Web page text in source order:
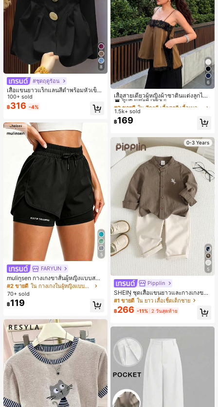
8
#ชุดฤดูร้อน
เสื้อแขนยาวแร็กแลนสีดำพร้อมหัวเข็ม
ขัดโลหะ ฤดูใบไม้ผลิ/ฤดูร้อน สไตล์โบฮีเ
มียนวินเทจ เหมาะสำหรับงานแต่งงาน
งานปาร์ตี้ การเดินทางไปทำงาน และสุ
100+ sold
฿316 -4%
5
FARYUN
mulinsen กางเกงขาสั้นผู้หญิงแบบสบา
ยๆ สีพื้น หลวม อเนกประสงค์ กางเกงขา
สั้นกีฬา 2-In-1 สำหรับวิ่ง ฟิตเนส และก
ารฝึกซ้อมกีฬาในฤดูร้อน
#2 ขายดี
ใน กางเกงในผู้หญิงแบบแอคทีฟ
70+ sold
฿119
6
เสื้อสายเดี่ยวผู้หญิงผ้าซาตินแต่งลูกไม้
- เสื้อสายเดี่ยวฤดูร้อนสีคากีมีรอยผ่าด้า
นข้างที่น่าดึงดูดแบบสบายๆ
#2 ขายดี
ใน สีกากี เสื้อสตรี เสื้อเบลาส์ & Tee
ลูกค้ากลับมาซื้อซ้ำ!
#2 ขายดี
ลูกค้ากลับมาซื้อซ้ำ!
#2 ขายดี
ลูกค้ากลับมาซื้อซ้ำ!
#2 ขายดี
ใน สีกากี เสื้อสตรี เสื้อเบลาส์ & Tee
1.5k+ sold
฿169
0-3 Years
5
Pipplin
SHEIN ชุดเสื้อแขนยาวและกางเกงขาย
าว 2 ชิ้น สำหรับเด็กทารกชาย/หญิง ยูนิ
เซ็กซ์ สไตล์วินเทจ ลำลอง ฤดูใบไม้ร่วง/
ฤดูหนาว ชุดเสื้อผ้าเด็กทารกชาย นุ่มนิ่
#1 ขายดี ใน ยาว เสื้อเชิ้ตเด็กชาย
฿266 -11% 2 วันสุดท้าย